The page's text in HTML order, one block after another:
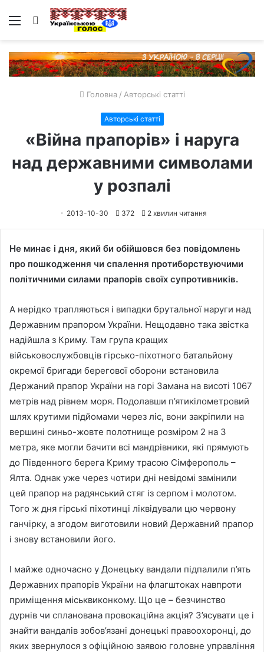
Меню Пошук
Головна / Авторські статті
Авторські статті
«Війна прапорів» і наруга
над державними символами
у розпалі
2013-10-30 372 2 хвилин читання
Не минає і дня, який би обійшовся без повідомлень
про пошкодження чи спалення протиборствуючими
політичними силами прапорів своїх супротивників.
А нерідко трапляються і випадки брутальної наруги над
Державним прапором України. Нещодавно така звістка
надійшла з Криму. Там група кращих
військовослужбовців гірсько-піхотного батальйону
окремої бригади берегової оборони встановила
Держаний прапор України на горі Замана на висоті 1067
метрів над рівнем моря. Подолавши п’ятикілометровий
шлях крутими підйомами через ліс, вони закріпили на
вершині синьо-жовте полотнище розміром 2 на 3
метра, яке могли бачити всі мандрівники, які прямують
до Південного берега Криму трасою Сімферополь –
Ялта. Однак уже через чотири дні невідомі замінили
цей прапор на радянський стяг із серпом і молотом.
Того ж дня гірські піхотинці ліквідували цю червону
ганчірку, а згодом виготовили новий Державний прапор
і знову встановили його.
І майже одночасно у Донецьку вандали підпалили п’ять
Державних прапорів України на флагштоках навпроти
приміщення міськвиконкому. Що це – безчинство
дурнів чи спланована провокаційна акція? З’ясувати це і
знайти вандалів зобов’язані донецькі правоохоронці, до
яких звернулося з офіційною заявою головне управління